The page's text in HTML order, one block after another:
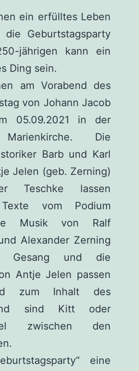
ein erfülltes Leben
die Geburtstagsparty
jährigen kann ein
Ding sein.
am Vorabend des
von Johann Jacob
05.09.2021 in der
Die
Barb und Karl
Jelen (geb. Zerning)
Teschke lassen
Texte vom Podium
Musik von Ralf
Alexander Zerning
Gesang und die
Antje Jelen passen
zum Inhalt des
sind Kitt oder
zwischen den
eine